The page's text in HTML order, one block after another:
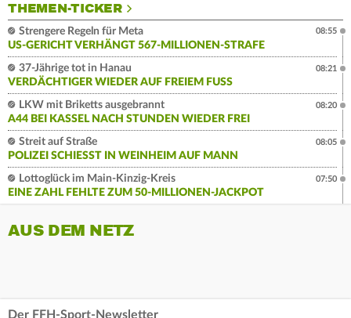
THEMEN-TICKER
Strengere Regeln für Meta
US-GERICHT VERHÄNGT 567-MILLIONEN-STRAFE
08:55
37-Jährige tot in Hanau
VERDÄCHTIGER WIEDER AUF FREIEM FUSS
08:21
LKW mit Briketts ausgebrannt
A44 BEI KASSEL NACH STUNDEN WIEDER FREI
08:20
Streit auf Straße
POLIZEI SCHIESST IN WEINHEIM AUF MANN
08:05
Lottoglück im Main-Kinzig-Kreis
EINE ZAHL FEHLTE ZUM 50-MILLIONEN-JACKPOT
07:50
AUS DEM NETZ
Der FFH-Sport-Newsletter